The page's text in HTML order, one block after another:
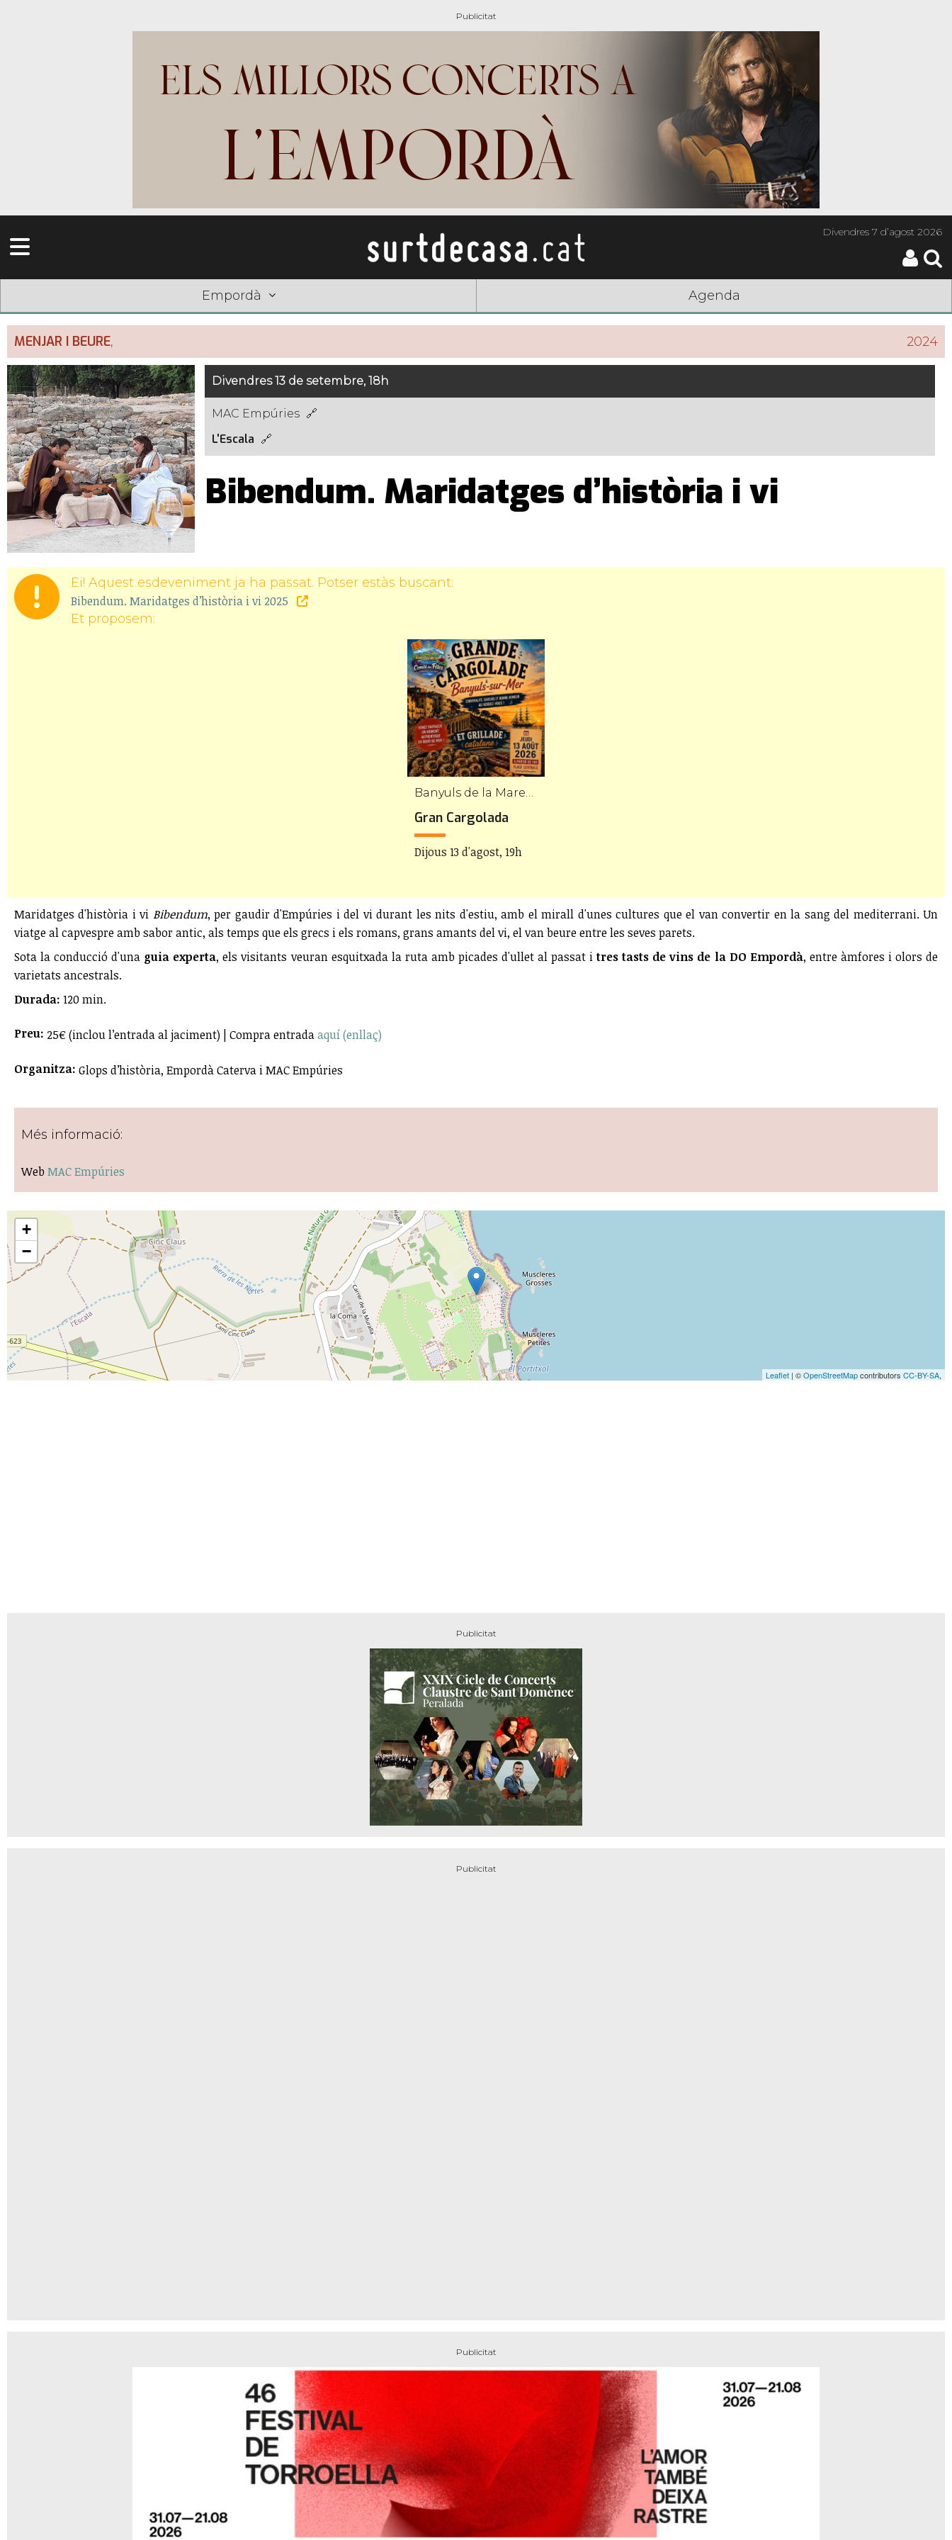
Divendres7 d’agost 2026
Empordà Agenda
MENJAR I BEURE, 2024
Divendres 13 de setembre, 18h
MAC Empúries
L'Escala
Bibendum. Maridatges d’història i vi
Ei! Aquest esdeveniment ja ha passat. Potser estàs buscant:
Bibendum. Maridatges d’història i vi 2025
Et proposem:
Gran Cargolada
Dijous 13 d'agost, 19h
Maridatges d'història i vi Bibendum, per gaudir d'Empúries i del vi durant les nits d'estiu, amb el mirall d'unes cultures que el van convertir en la sang del mediterrani. Un
viatge al capvespre amb sabor antic, als temps que els grecs i els romans, grans amants del vi, el van beure entre les seves parets.
Sota la conducció d'una guia experta, els visitants veuran esquitxada la ruta amb picades d'ullet al passat itres tasts de vins de la DO Empordà, entre àmfores i olors de
varietats ancestrals.
Durada: 120 min.
Preu: 25€ (inclou l’entrada al jaciment) | Compra entradaaquí (enllaç)
Organitza: Glops d’història, Empordà Caterva i MAC Empúries
Més informació:
Web MAC Empúries
+
−
Leaflet | ©OpenStreetMapcontributors CC-BY-SA,